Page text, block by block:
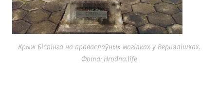
Крыж Біспінга на праваслаўных могілках у Верцялішках.
Фота: Hrodna.life